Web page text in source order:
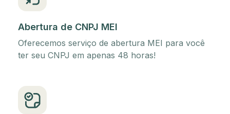
Abertura de CNPJ MEI
Oferecemos serviço de abertura MEI para você
ter seu CNPJ em apenas 48 horas!